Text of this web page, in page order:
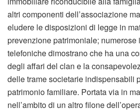
altri componenti dell’associazione
eludere le disposizioni di legge in
prevenzione patrimoniale; numerose
telefoniche dimostrano che ha una
degli affari del clan e la
delle trame societarie indispensabili
patrimonio familiare. Portata via in
nell’ambito di un altro filone